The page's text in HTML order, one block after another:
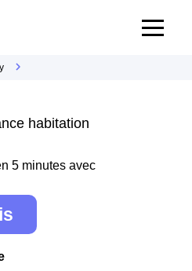
habitation
5 minutes avec